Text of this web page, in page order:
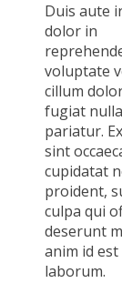
Duis aute
dolor in
voluptate
cillum
fugiat nulla
pariatur.
sint
cupidatat
proident,
culpa qui
deserunt
anim id est
laborum.